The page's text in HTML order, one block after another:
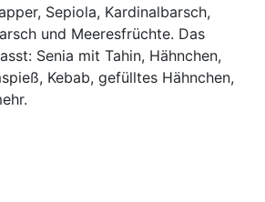
Sepiola, Kardinalbarsch,
und Meeresfrüchte. Das
Senia mit Tahin, Hähnchen,
Kebab, gefülltes Hähnchen,